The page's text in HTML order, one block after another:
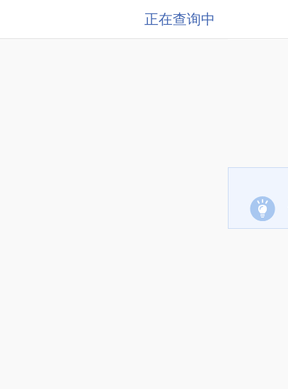
正在查询中